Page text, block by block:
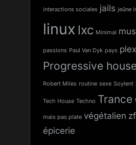
interactions sociales jails jeûne
linux lxc Minimal
passions Paul Van Dyk pays plex
Progressive house
Robert Miles routine sexe Soylent
Tech House Techno Trance
mais pas plate végétalien
épicerie